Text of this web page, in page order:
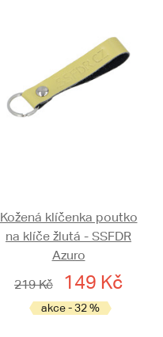
Kožená klíčenka poutko
na klíče žlutá - SSFDR
Azuro
219 Kč
149 Kč
akce - 32 %